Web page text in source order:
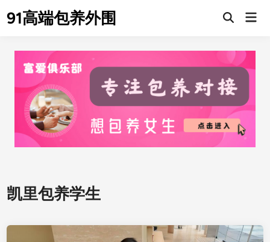
to91高端包养外围
凯里包养学生